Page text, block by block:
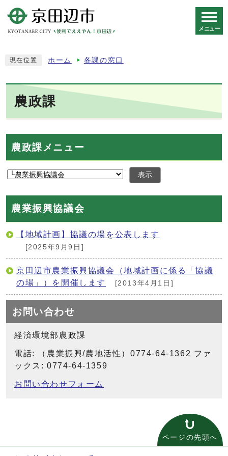
メニュー
現在位置 ホーム 各課の窓口
農政課
農政課メニュー
表示
農業振興協議会
【地域計画】協議の場を公表します
[2025年9月9日]
京田辺市農業振興協議会（地域計画に係る「協議
の場」）を開催します
[2013年4月1日]
お問い合わせ
経済環境部農政課
電話: （農業振興/農地活性）0774-64-1362 ファ
ックス: 0774-64-1359
お問い合わせフォーム
ページの先頭へ